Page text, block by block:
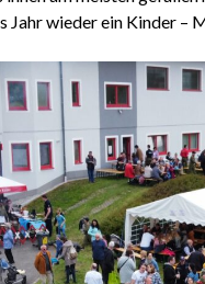
Jahr wieder ein Kinder –